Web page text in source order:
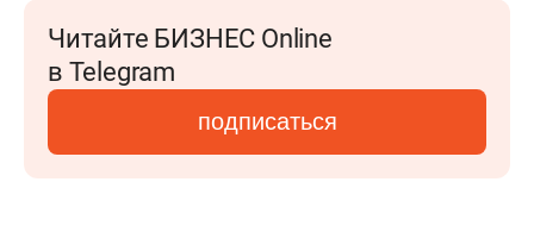
Читайте БИЗНЕС Online
в Telegram
подписаться